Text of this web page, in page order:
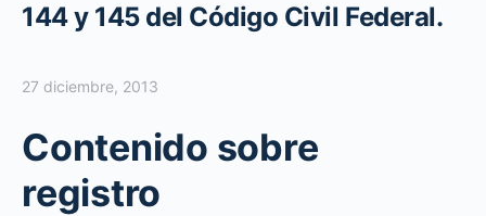
144 y 145 del Código Civil Federal.
27 diciembre, 2013
Contenido sobre
registro